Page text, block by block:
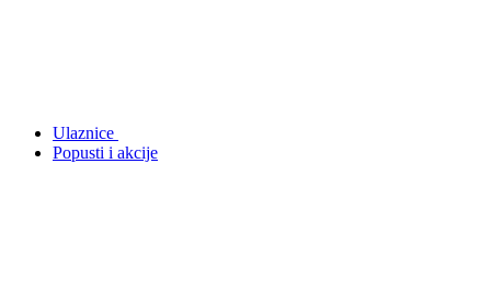
Ulaznice
Popusti i akcije